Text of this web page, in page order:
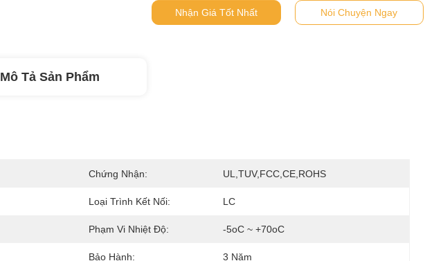
Nhận Giá Tốt Nhất Nói Chuyện Ngay
Mô Tả Sản Phẩm
Chứng Nhận: UL,TUV,FCC,CE,ROHS
Loại Trình Kết Nối: LC
Phạm Vi Nhiệt Độ: -5oC ~ +70oC
Bảo Hành: 3 Năm